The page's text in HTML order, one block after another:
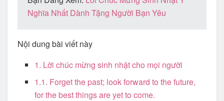
Nghĩa Nhất Dành Tặng Người Bạn Yêu
Nội dung bài viết này
1. Lời chúc mừng sinh nhật cho mọi người
1.1. Forget the past; look forward to the future,
for the best things are yet to come.